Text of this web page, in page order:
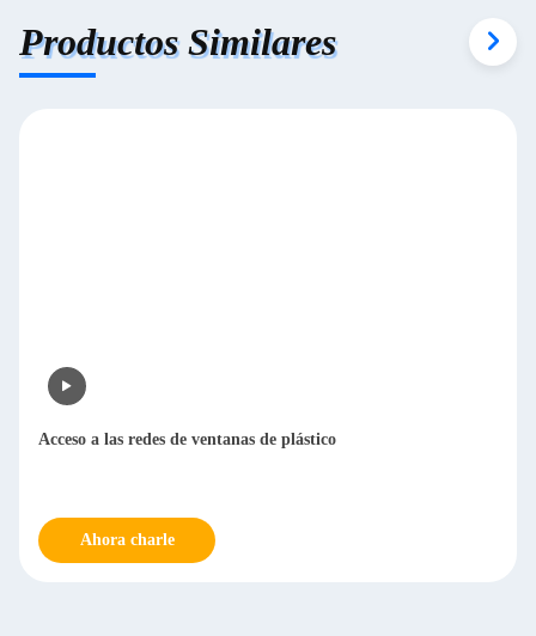
Productos Similares
Acceso a las redes de ventanas de plástico
Ahora charle